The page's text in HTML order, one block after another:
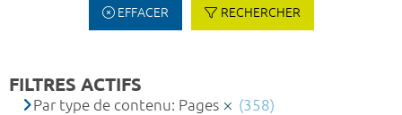
EFFACER RECHERCHER
FILTRES ACTIFS
Par type de contenu: Pages (358)